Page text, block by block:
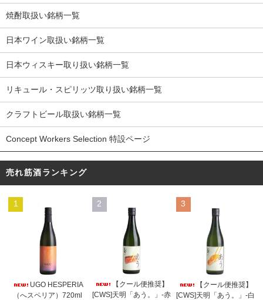
焼酎取扱い銘柄一覧
日本ワイン取扱い銘柄一覧
日本ウィスキー取り扱い銘柄一覧
リキュール・スピリッツ取り扱い銘柄一覧
クラフトビール取扱い銘柄一覧
Concept Workers Selection 特設ページ
売れ筋酒ランキング
1
UGO HESPERIA
（へスペリア）720ml
2
【クール便推奨】
[CWS]天明「あう。」-赤
3
【クール便推奨】
[CWS]天明「あう。」-白